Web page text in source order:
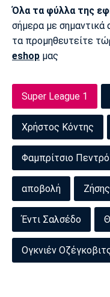
Όλα τα φύλλα της
σήμερα με σημαντικά
τα προμηθευτείτε
eshop μας
Super League 1
Χρήστος Κόντης
Φαμπρίτσιο
αποβολή
Έντι Σαλσέδο
Ογκνιέν